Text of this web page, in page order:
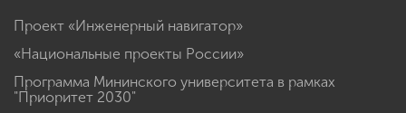
Проект «Инженерный навигатор»
«Национальные проекты России»
Программа Мининского университета в рамках
"Приоритет 2030"